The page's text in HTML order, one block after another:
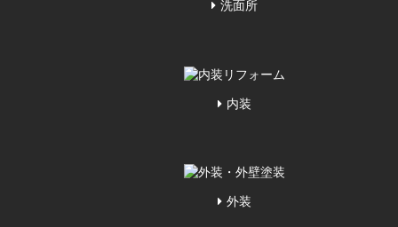
洗面所
内装
外装